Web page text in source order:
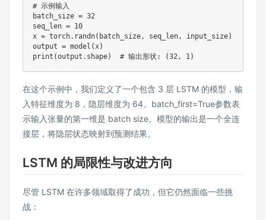
# 示例输入
batch_size = 32
seq_len = 10
x = torch. randn( batch_size , seq_len , input_size)
output = model ( x)
print (output . shape) # 输出形状: (32, 1)
在这个示例中，我们定义了一个包含 3 层 LSTM 的模型，输
入特征维度为 8，隐层维度为 64。batch_first=True参数表
示输入张量的第一维是 batch size。模型的输出是一个全连
接层，将隐层状态映射到预测结果​。
LSTM 的局限性与改进方向
尽管 LSTM 在许多领域取得了成功，但它仍然面临一些挑
战：​